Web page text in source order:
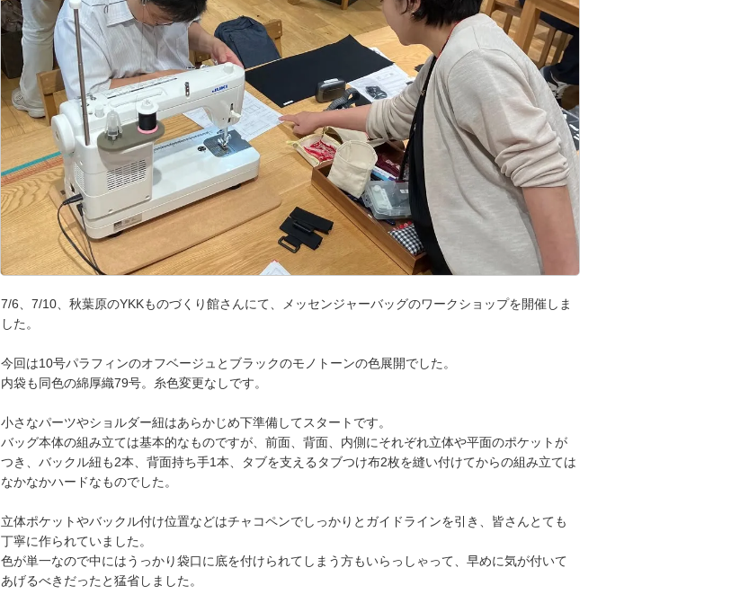
7/6、7/10、秋葉原のYKKものづくり館さんにて、メッセンジャーバッグのワークショップを開催しま
した。
今回は10号パラフィンのオフベージュとブラックのモノトーンの色展開でした。
内袋も同色の綿厚織79号。糸色変更なしです。
小さなパーツやショルダー紐はあらかじめ下準備してスタートです。
バッグ本体の組み立ては基本的なものですが、前面、背面、内側にそれぞれ立体や平面のポケットが
つき、バックル紐も2本、背面持ち手1本、タブを支えるタブつけ布2枚を縫い付けてからの組み立ては
なかなかハードなものでした。
立体ポケットやバックル付け位置などはチャコペンでしっかりとガイドラインを引き、皆さんとても
丁寧に作られていました。
色が単一なので中にはうっかり袋口に底を付けられてしまう方もいらっしゃって、早めに気が付いて
あげるべきだったと猛省しました。